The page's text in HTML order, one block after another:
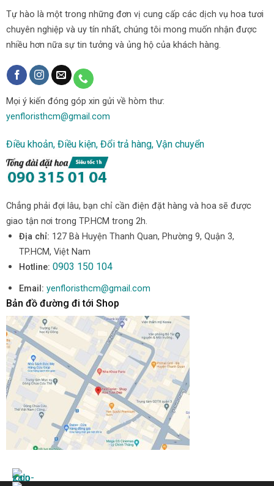
Tự hào là một trong những đơn vị cung cấp các dịch vụ hoa tươi
chuyên nghiệp và uy tín nhất, chúng tôi mong muốn nhận được
nhiều hơn nữa sự tin tưởng và ủng hộ của khách hàng.
Mọi ý kiến đóng góp xin gửi về hòm thư:
yenfloristhcm@gmail.com
Điều khoản, Điều kiện, Đổi trả hàng, Vận chuyển
Chẳng phải đợi lâu, bạn chỉ cần điện đặt hàng và hoa sẽ được
giao tận nơi trong TP.HCM trong 2h.
Địa chỉ: 127 Bà Huyện Thanh Quan, Phường 9, Quận 3,
TP.HCM, Việt Nam
Hotline: 0903 150 104
Email: yenfloristhcm@gmail.com
Bản đồ đường đi tới Shop